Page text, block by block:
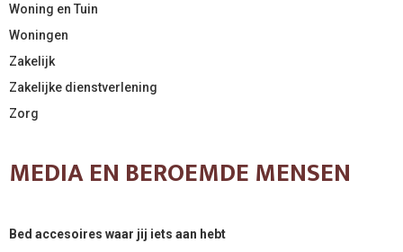
Woning en Tuin
Woningen
Zakelijk
Zakelijke dienstverlening
Zorg
MEDIA EN BEROEMDE MENSEN
Bed accesoires waar jij iets aan hebt